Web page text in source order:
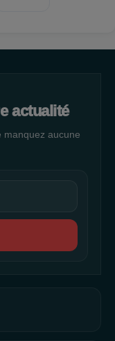
actualité
manquez aucune